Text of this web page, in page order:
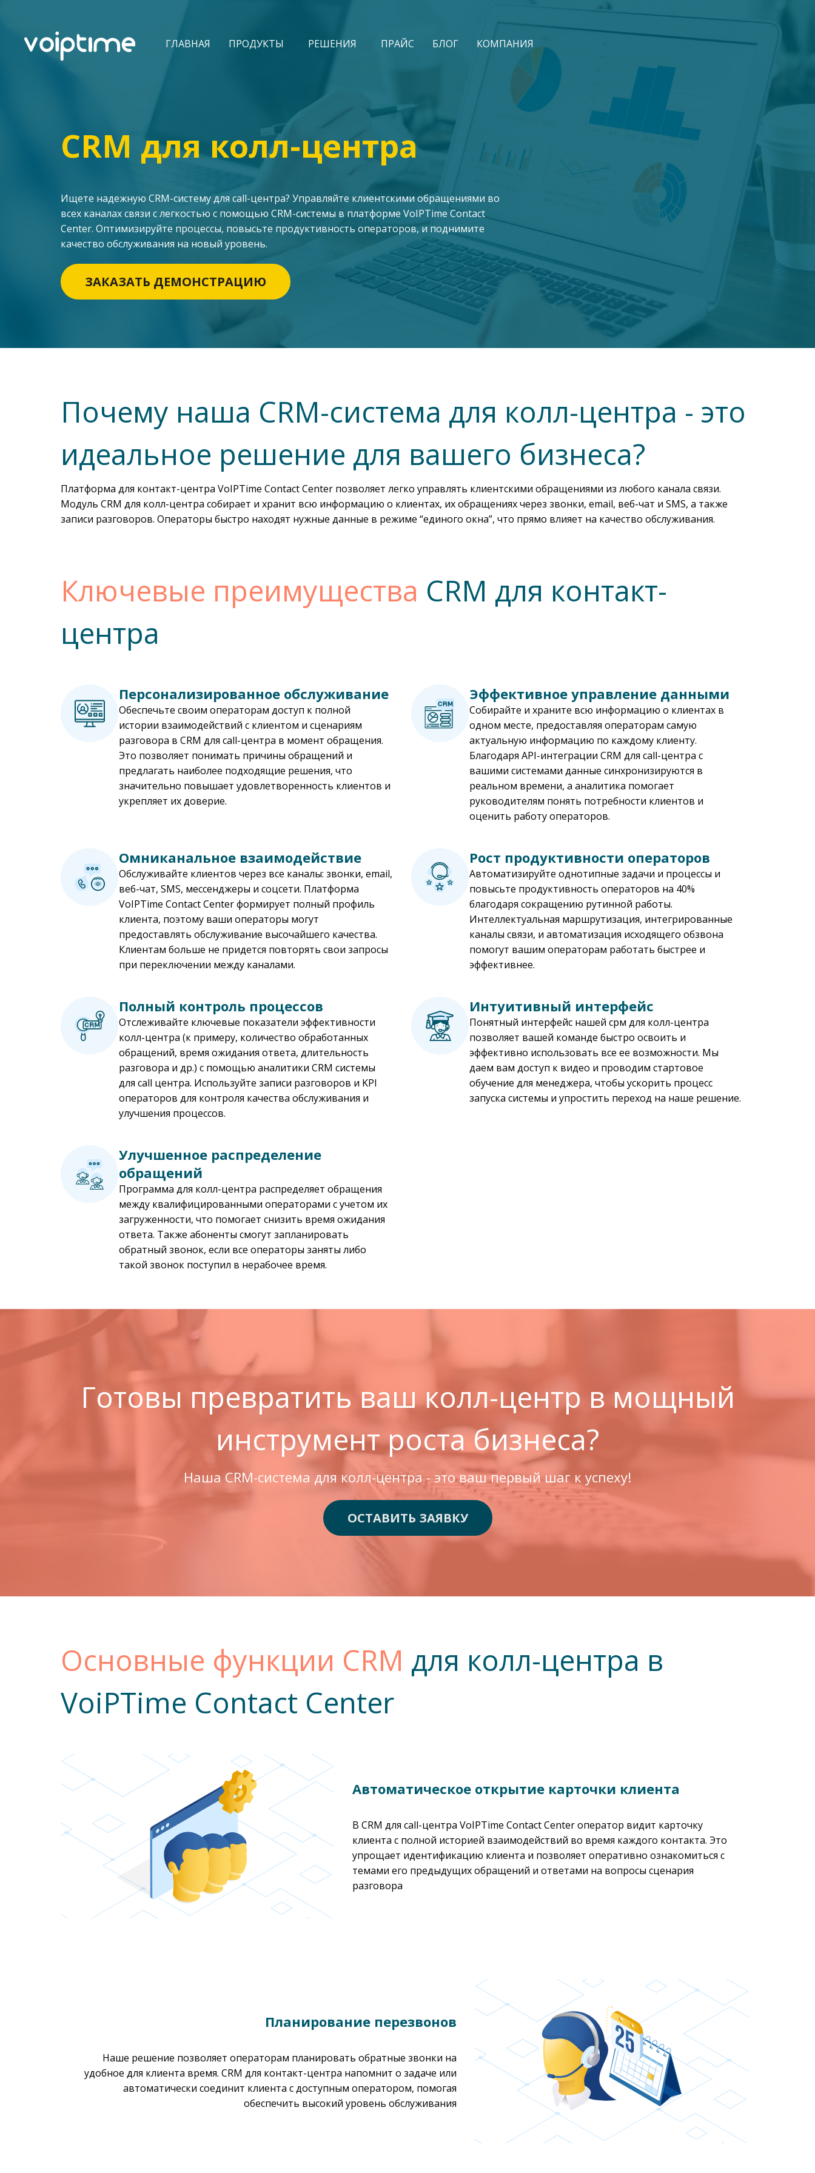
ГЛАВНАЯ ПРОДУКТЫ РЕШЕНИЯ ПРАЙС БЛОГ КОМПАНИЯ
CRM для колл-центра
Ищете надежную CRM-систему для call-центра? Управляйте клиентскими обращениями во
всех каналах связи с легкостью с помощью CRM-системы в платформе VoIPTime Contact
Center. Оптимизируйте процессы, повысьте продуктивность операторов, и поднимите
качество обслуживания на новый уровень.
ЗАКАЗАТЬ ДЕМОНСТРАЦИЮ
Почему наша CRM-система для колл-центра - это
идеальное решение для вашего бизнеса?
Платформа для контакт-центра VoIPTime Contact Center позволяет легко управлять клиентскими обращениями из любого канала связи.
Модуль CRM для колл-центра собирает и хранит всю информацию о клиентах, их обращениях через звонки, email, веб-чат и SMS, а также
записи разговоров. Операторы быстро находят нужные данные в режиме “единого окна”, что прямо влияет на качество обслуживания.
Ключевые преимущества CRM для контакт-
центра
Персонализированное обслуживание
Обеспечьте своим операторам доступ к полной
истории взаимодействий с клиентом и сценариям
разговора в CRM для call-центра в момент обращения.
Это позволяет понимать причины обращений и
предлагать наиболее подходящие решения, что
значительно повышает удовлетворенность клиентов и
укрепляет их доверие.
Эффективное управление данными
Собирайте и храните всю информацию о клиентах в
одном месте, предоставляя операторам самую
актуальную информацию по каждому клиенту.
Благодаря API-интеграции CRM для call-центра с
вашими системами данные синхронизируются в
реальном времени, а аналитика помогает
руководителям понять потребности клиентов и
оценить работу операторов.
Омниканальное взаимодействие
Обслуживайте клиентов через все каналы: звонки, email,
веб-чат, SMS, мессенджеры и соцсети. Платформа
VoIPTime Contact Center формирует полный профиль
клиента, поэтому ваши операторы могут
предоставлять обслуживание высочайшего качества.
Клиентам больше не придется повторять свои запросы
при переключении между каналами.
Рост продуктивности операторов
Автоматизируйте однотипные задачи и процессы и
повысьте продуктивность операторов на 40%
благодаря сокращению рутинной работы.
Интеллектуальная маршрутизация, интегрированные
каналы связи, и автоматизация исходящего обзвона
помогут вашим операторам работать быстрее и
эффективнее.
Полный контроль процессов
Отслеживайте ключевые показатели эффективности
колл-центра (к примеру, количество обработанных
обращений, время ожидания ответа, длительность
разговора и др.) с помощью аналитики CRM системы
для call центра. Используйте записи разговоров и KPI
операторов для контроля качества обслуживания и
улучшения процессов.
Интуитивный интерфейс
Понятный интерфейс нашей срм для колл-центра
позволяет вашей команде быстро освоить и
эффективно использовать все ее возможности. Мы
даем вам доступ к видео и проводим стартовое
обучение для менеджера, чтобы ускорить процесс
запуска системы и упростить переход на наше решение.
Улучшенное распределение
обращений
Программа для колл-центра распределяет обращения
между квалифицированными операторами с учетом их
загруженности, что помогает снизить время ожидания
ответа. Также абоненты смогут запланировать
обратный звонок, если все операторы заняты либо
такой звонок поступил в нерабочее время.
Готовы превратить ваш колл-центр в мощный
инструмент роста бизнеса?
Наша CRM-система для колл-центра - это ваш первый шаг к успеху!
ОСТАВИТЬ ЗАЯВКУ
Основные функции CRM для колл-центра в
VoiPTime Contact Center
Автоматическое открытие карточки клиента
В CRM для call-центра VoIPTime Contact Center оператор видит карточку
клиента с полной историей взаимодействий во время каждого контакта. Это
упрощает идентификацию клиента и позволяет оперативно ознакомиться с
темами его предыдущих обращений и ответами на вопросы сценария
разговора
Планирование перезвонов
Наше решение позволяет операторам планировать обратные звонки на
удобное для клиента время. CRM для контакт-центра напомнит о задаче или
автоматически соединит клиента с доступным оператором, помогая
обеспечить высокий уровень обслуживания